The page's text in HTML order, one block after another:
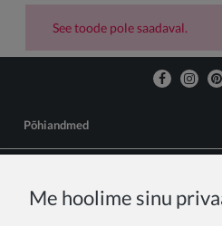
See toode pole saadaval.
Põhiandmed
Vaata saidi
Me hoolime sinu